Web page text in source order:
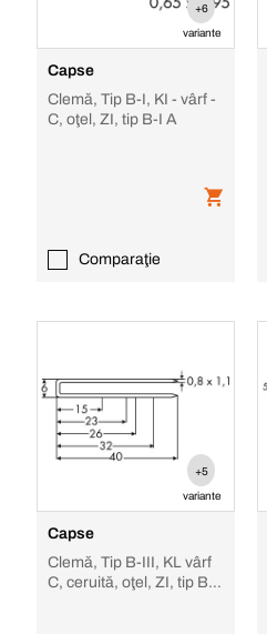
+6
variante
Capse
Clemă, Tip B-I, KI - vârf -
C, oţel, ZI, tip B-I A
Comparaţie
+5
variante
Capse
Clemă, Tip B-III, KL vârf
C, ceruită, oţel, ZI, tip B-